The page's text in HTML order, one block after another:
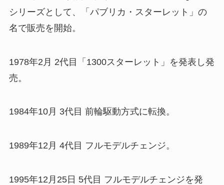
シリーズとして、「パブリカ・スターレット」の
名で販売を開始。
1978年2月 2代目「1300スターレット」を発表し発
売。
1984年10月 3代目 前輪駆動方式に転換。
1989年12月 4代目 フルモデルチェンジ。
1995年12月25日 5代目 フルモデルチェンジを発